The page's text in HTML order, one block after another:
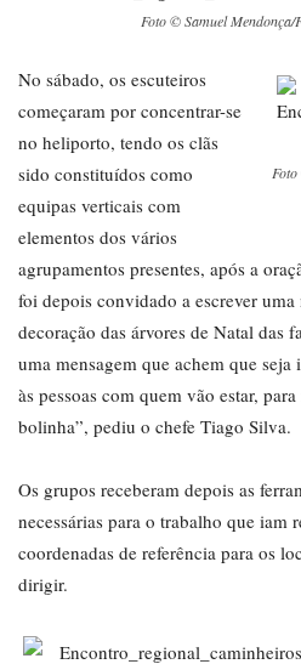
Foto © Samuel
No sábado, os escuteiros
começaram por concentrar-se
no heliporto, tendo os clãs
sido constituídos como
equipas verticais com
elementos dos vários
agrupamentos presentes, após a
foi depois convidado a escrever
decoração das árvores de Natal das
uma mensagem que achem que
às pessoas com quem vão estar,
bolinha”, pediu o chefe Tiago Silva.
Os grupos receberam depois as
necessárias para o trabalho que iam
coordenadas de referência para os
dirigir.